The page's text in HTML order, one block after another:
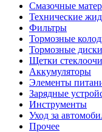
Смазочные
Технические
Фильтры
Тормозные
Тормозные диски
Щетки
Аккумуляторы
Элементы
Зарядные
Инструменты
Уход за
Прочее